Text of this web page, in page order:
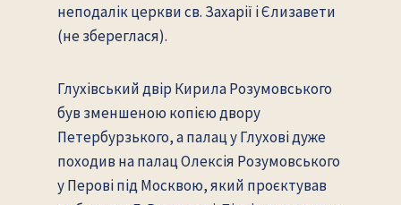
неподалік церкви св. Захарії і Єлизавети
(не збереглася).
Глухівський двір Кирила Розумовського
був зменшеною копією двору
Петербурзького, а палац у Глухові дуже
походив на палац Олексія Розумовського
у Перові під Москвою, який проєктував